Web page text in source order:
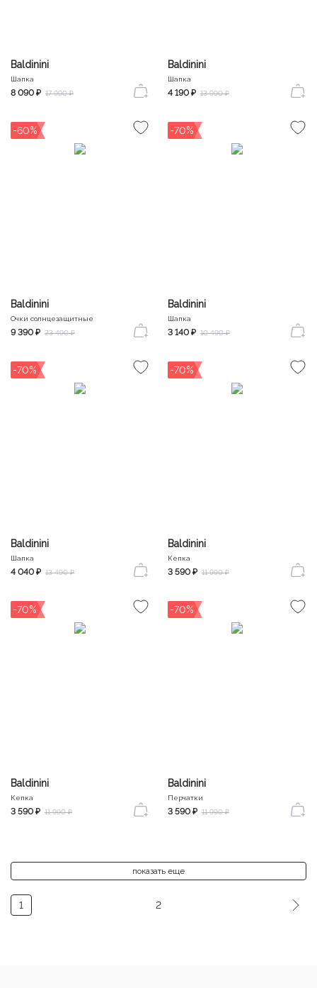
Baldinini
Шапка
8 090 ₽ 17 990 ₽
Baldinini
Шапка
4 190 ₽ 13 990 ₽
-60%
Baldinini
Очки солнцезащитные
9 390 ₽ 23 490 ₽
-70%
Baldinini
Шапка
3 140 ₽ 10 490 ₽
-70%
Baldinini
Шапка
4 040 ₽ 13 490 ₽
-70%
Baldinini
Кепка
3 590 ₽ 11 990 ₽
-70%
Baldinini
Кепка
3 590 ₽ 11 990 ₽
-70%
Baldinini
Перчатки
3 590 ₽ 11 990 ₽
показать еще
1 2